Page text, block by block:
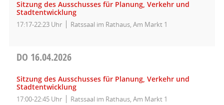
Sitzung des Ausschusses für Planung, Verkehr und
Stadtentwicklung
17:17-22:23 Uhr Ratssaal im Rathaus, Am Markt 1
DO 16.04.2026
Sitzung des Ausschusses für Planung, Verkehr und
Stadtentwicklung
17:00-22:45 Uhr Ratssaal im Rathaus, Am Markt 1